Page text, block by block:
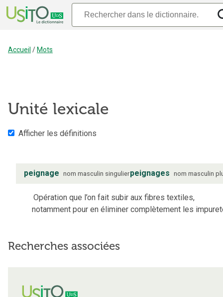
Accueil / Mots
Unité lexicale
Afficher les définitions
peignage nom masculin singulierpeignages nom masculin
Opération que l’on fait subir aux fibres textiles,
notamment pour en éliminer complètement les
Recherches associées